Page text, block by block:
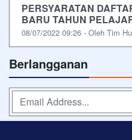
PERSYARATAN
BARU TAHUN
08/07/2022 09:26 - Oleh Tim
Berlangganan